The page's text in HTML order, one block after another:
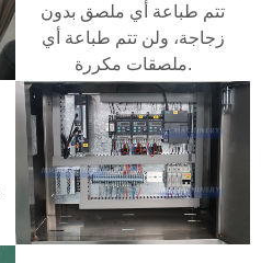
تتم طباعة أي ملصق بدون
زجاجة، ولن تتم طباعة أي
ملصقات مكررة.